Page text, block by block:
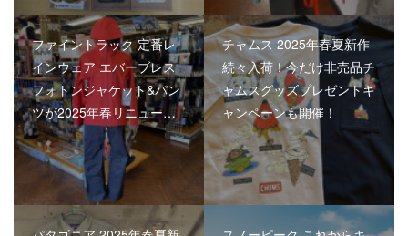
ファイントラック 定番レ
インウェア エバーブレス
フォトンジャケット&パン
ツが2025年春リニュー…
チャムス 2025年春夏新作
続々入荷！今だけ非売品チ
ャムスグッズプレゼントキ
ャンペーンも開催！